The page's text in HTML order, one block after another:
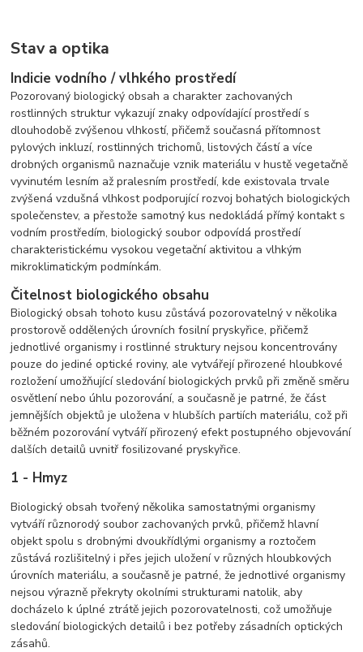
Stav a optika
Indicie vodního / vlhkého prostředí
Pozorovaný biologický obsah a charakter zachovaných
rostlinných struktur vykazují znaky odpovídající prostředí s
dlouhodobě zvýšenou vlhkostí, přičemž současná přítomnost
pylových inkluzí, rostlinných trichomů, listových částí a více
drobných organismů naznačuje vznik materiálu v hustě vegetačně
vyvinutém lesním až pralesním prostředí, kde existovala trvale
zvýšená vzdušná vlhkost podporující rozvoj bohatých biologických
společenstev, a přestože samotný kus nedokládá přímý kontakt s
vodním prostředím, biologický soubor odpovídá prostředí
charakteristickému vysokou vegetační aktivitou a vlhkým
mikroklimatickým podmínkám.
Čitelnost biologického obsahu
Biologický obsah tohoto kusu zůstává pozorovatelný v několika
prostorově oddělených úrovních fosilní pryskyřice, přičemž
jednotlivé organismy i rostlinné struktury nejsou koncentrovány
pouze do jediné optické roviny, ale vytvářejí přirozené hloubkové
rozložení umožňující sledování biologických prvků při změně směru
osvětlení nebo úhlu pozorování, a současně je patrné, že část
jemnějších objektů je uložena v hlubších partiích materiálu, což při
běžném pozorování vytváří přirozený efekt postupného objevování
dalších detailů uvnitř fosilizované pryskyřice.
1 - Hmyz
Biologický obsah tvořený několika samostatnými organismy
vytváří různorodý soubor zachovaných prvků, přičemž hlavní
objekt spolu s drobnými dvoukřídlými organismy a roztočem
zůstává rozlišitelný i přes jejich uložení v různých hloubkových
úrovních materiálu, a současně je patrné, že jednotlivé organismy
nejsou výrazně překryty okolními strukturami natolik, aby
docházelo k úplné ztrátě jejich pozorovatelnosti, což umožňuje
sledování biologických detailů i bez potřeby zásadních optických
zásahů.